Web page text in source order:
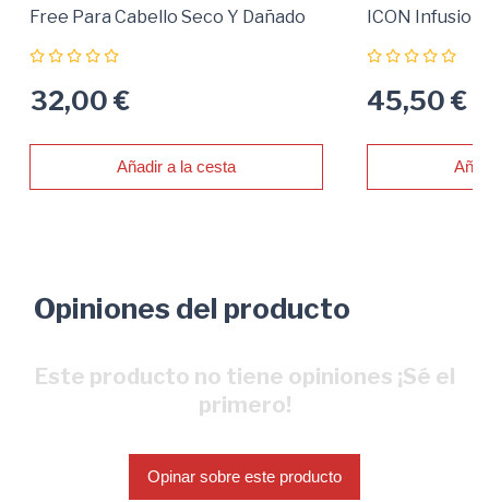
Free Para Cabello Seco Y Dañado
32,00 €
Añadir a la cesta
ICON Infusion
45,50 €
Opiniones del producto
Este producto no tiene opiniones ¡Sé el
primero!
Opinar sobre este producto